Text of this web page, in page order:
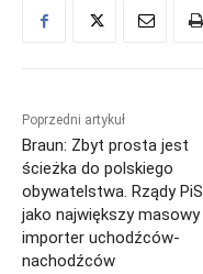
Poprzedni artykuł
Braun: Zbyt prosta jest
ścieżka do polskiego
obywatelstwa. Rządy PiS
jako największy masowy
importer uchodźców-
nachodźców